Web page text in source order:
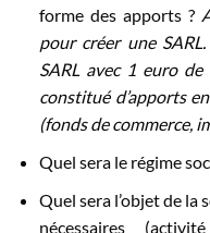
forme des apports ?
pour créer une
SARL avec 1 euro
constitué d’apports
(fonds de commerce,
Quel sera le régime
Quel sera l’objet de
nécessaires